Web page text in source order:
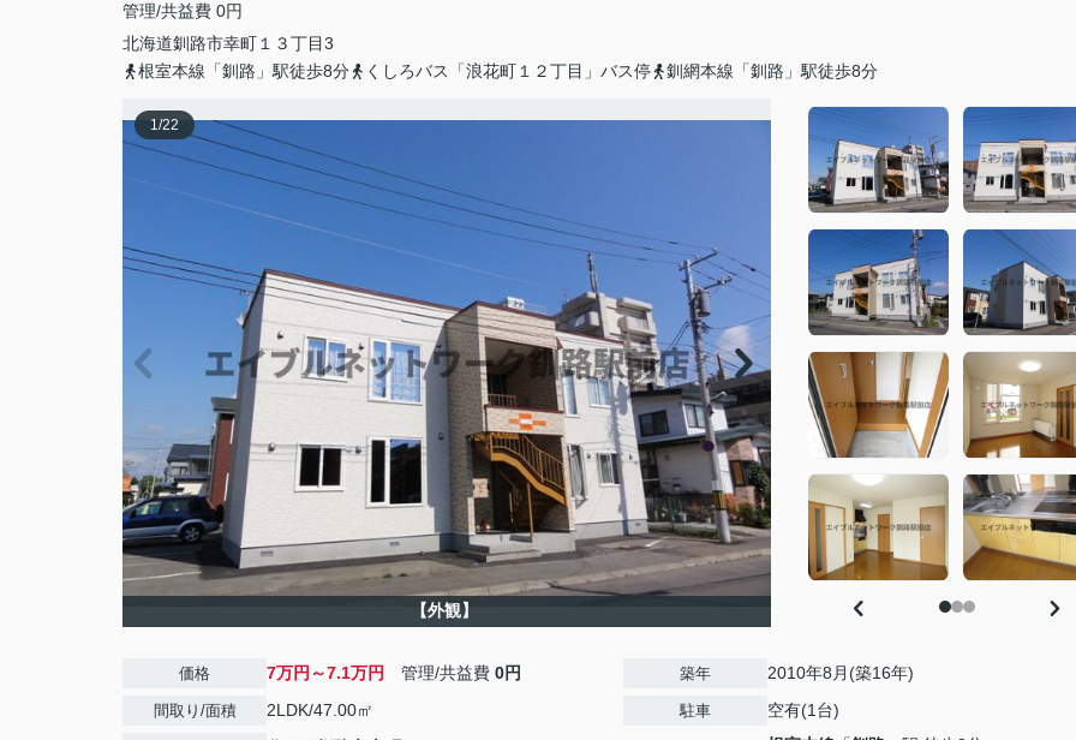
管理/共益費 0円
北海道釧路市幸町 １３丁目3
根室本線「釧路」駅徒歩8分
くしろバス「浪花町１２丁目」バス停 釧網本線「釧路」駅徒歩8分
1/22
【外観】
価格 7万円～7.1万円 管理/共益費 0円
間取り/面積 2LDK/47.00㎡
築年 2010年8月(築16年)
駐車
空有(1台)